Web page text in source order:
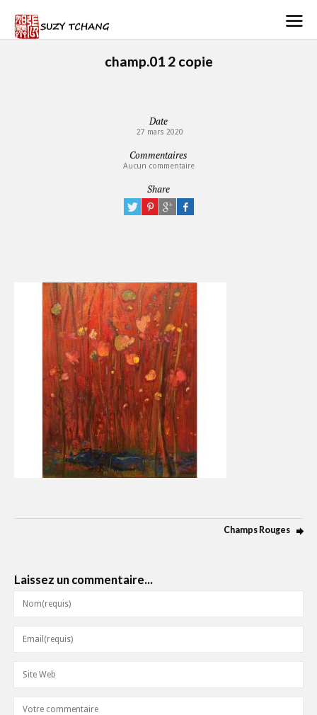
champ.01 2 copie
Date
27 mars 2020
Commentaires
Aucun commentaire
Share
Champs Rouges
Laissez un commentaire...